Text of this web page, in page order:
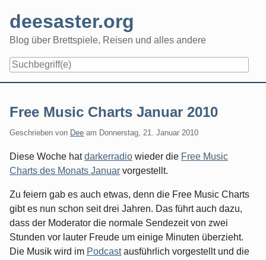
content
deesaster.org
Blog über Brettspiele, Reisen und alles andere
Free Music Charts Januar 2010
Geschrieben von Dee am Donnerstag, 21. Januar 2010
Diese Woche hatdarkerradio wieder die Free Music
Charts des Monats Januar vorgestellt.
Zu feiern gab es auch etwas, denn die Free Music Charts
gibt es nun schon seit drei Jahren. Das führt auch dazu,
dass der Moderator die normale Sendezeit von zwei
Stunden vor lauter Freude um einige Minuten überzieht.
Die Musik wird im Podcastausführlich vorgestellt und die